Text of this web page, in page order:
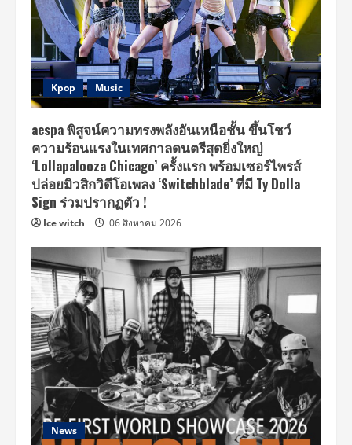
Kpop Music
aespa พิสูจน์ความทรงพลังอันเหนือชั้น ขึ้นโชว์
ความร้อนแรงในเทศกาลดนตรีสุดยิ่งใหญ่
‘Lollapalooza Chicago’ ครั้งแรก พร้อมเซอร์ไพรส์
ปล่อยมิวสิกวิดีโอเพลง ‘Switchblade’ ที่มี Ty Dolla
$ign ร่วมปรากฏตัว !
Ice witch 06 สิงหาคม 2026
News